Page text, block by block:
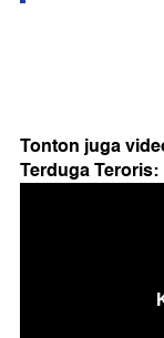
Tonton juga
Terduga Teroris: